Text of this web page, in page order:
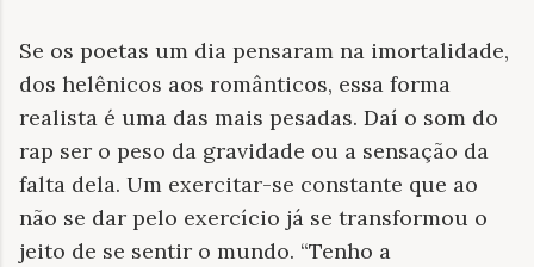
Se os poetas um dia pensaram na imortalidade,
dos helênicos aos românticos, essa forma
realista é uma das mais pesadas. Daí o som do
rap ser o peso da gravidade ou a sensação da
falta dela. Um exercitar-se constante que ao
não se dar pelo exercício já se transformou o
jeito de se sentir o mundo. “Tenho a